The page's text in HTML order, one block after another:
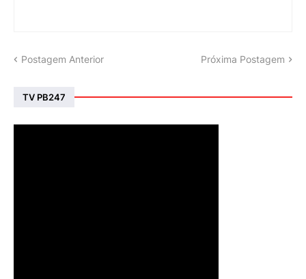
Postagem Anterior Próxima Postagem
TV PB247